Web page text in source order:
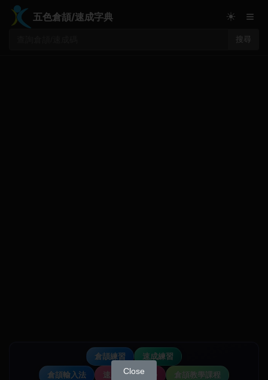
五色倉頡/速成字典
搜尋
☀ ≡
倉頡練習
速成練習
倉頡輸入法
速成輸入法教學
倉頡教學課程
Close